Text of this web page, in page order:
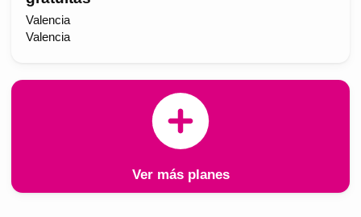
Valencia
Valencia
Ver más planes